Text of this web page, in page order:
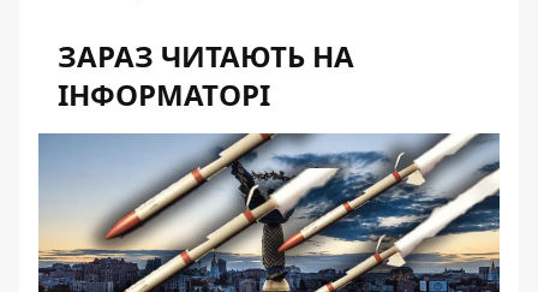
ЗАРАЗ ЧИТАЮТЬ НА
ІНФОРМАТОРІ